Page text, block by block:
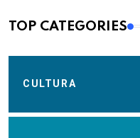
TOP CATEGORIES
CULTURA